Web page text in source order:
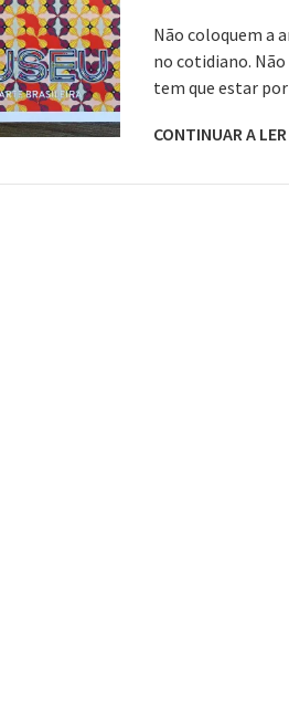
Não coloquem a
no cotidiano.
tem que estar
CONTINUAR A LER